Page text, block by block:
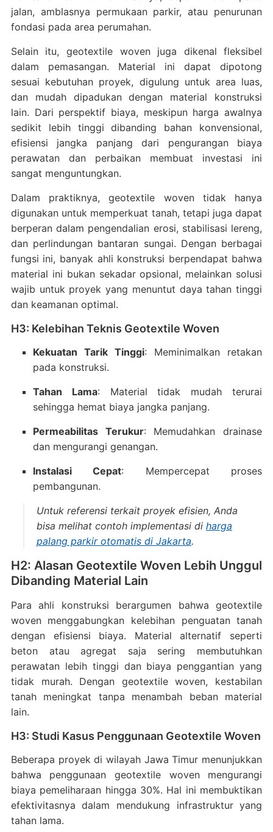
jalan, amblasnya permukaan parkir, atau penurunan
fondasi pada area perumahan.
Selain itu, geotextile woven juga dikenal fleksibel
dalam pemasangan. Material ini dapat dipotong
sesuai kebutuhan proyek, digulung untuk area luas,
dan mudah dipadukan dengan material konstruksi
lain. Dari perspektif biaya, meskipun harga awalnya
sedikit lebih tinggi dibanding bahan konvensional,
efisiensi jangka panjang dari pengurangan biaya
perawatan dan perbaikan membuat investasi ini
sangat menguntungkan.
Dalam praktiknya, geotextile woven tidak hanya
digunakan untuk memperkuat tanah, tetapi juga dapat
berperan dalam pengendalian erosi, stabilisasi lereng,
dan perlindungan bantaran sungai. Dengan berbagai
fungsi ini, banyak ahli konstruksi berpendapat bahwa
material ini bukan sekadar opsional, melainkan solusi
wajib untuk proyek yang menuntut daya tahan tinggi
dan keamanan optimal.
H3: Kelebihan Teknis Geotextile Woven
Kekuatan Tarik Tinggi: Meminimalkan retakan
pada konstruksi.
Tahan Lama: Material tidak mudah terurai
sehingga hemat biaya jangka panjang.
Permeabilitas Terukur: Memudahkan drainase
dan mengurangi genangan.
Instalasi Cepat: Mempercepat proses
pembangunan.
Untuk referensi terkait proyek efisien, Anda
bisa melihat contoh implementasi di harga
palang parkir otomatis di Jakarta.
H2: Alasan Geotextile Woven Lebih Unggul
Dibanding Material Lain
Para ahli konstruksi berargumen bahwa geotextile
woven menggabungkan kelebihan penguatan tanah
dengan efisiensi biaya. Material alternatif seperti
beton atau agregat saja sering membutuhkan
perawatan lebih tinggi dan biaya penggantian yang
tidak murah. Dengan geotextile woven, kestabilan
tanah meningkat tanpa menambah beban material
lain.
H3: Studi Kasus Penggunaan Geotextile Woven
Beberapa proyek di wilayah Jawa Timur menunjukkan
bahwa penggunaan geotextile woven mengurangi
biaya pemeliharaan hingga 30%. Hal ini membuktikan
efektivitasnya dalam mendukung infrastruktur yang
tahan lama.